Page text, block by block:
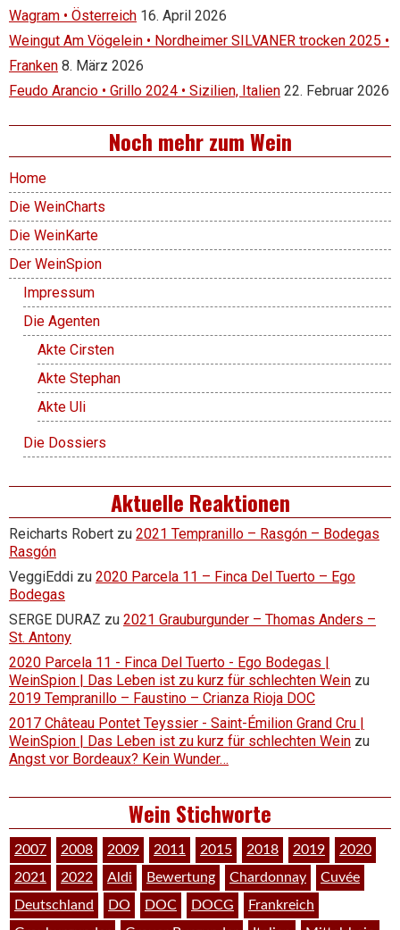
Wagram • Österreich 16. April 2026
Weingut Am Vögelein • Nordheimer SILVANER trocken 2025 •
Franken 8. März 2026
Feudo Arancio • Grillo 2024 • Sizilien, Italien 22. Februar 2026
Noch mehr zum Wein
Home
Die WeinCharts
Die WeinKarte
Der WeinSpion
Impressum
Die Agenten
Akte Cirsten
Akte Stephan
Akte Uli
Die Dossiers
Aktuelle Reaktionen
Reicharts Robert zu 2021 Tempranillo – Rasgón – Bodegas
Rasgón
VeggiEddi zu 2020 Parcela 11 – Finca Del Tuerto – Ego
Bodegas
SERGE DURAZ zu 2021 Grauburgunder – Thomas Anders –
St. Antony
2020 Parcela 11 - Finca Del Tuerto - Ego Bodegas |
WeinSpion | Das Leben ist zu kurz für schlechten Wein zu
2019 Tempranillo – Faustino – Crianza Rioja DOC
2017 Château Pontet Teyssier - Saint-Émilion Grand Cru |
WeinSpion | Das Leben ist zu kurz für schlechten Wein zu
Angst vor Bordeaux? Kein Wunder…
Wein Stichworte
2007 2008 2009 2011 2015 2018 2019
2020
2021
2022 Aldi Bewertung Chardonnay
Cuvée
Deutschland
DO DOC DOCG
Frankreich